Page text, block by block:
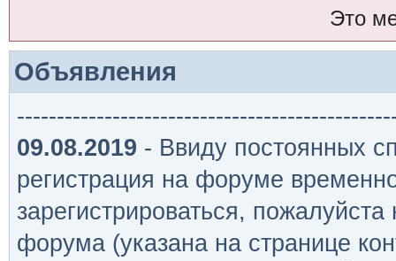
Это
Объявления
09.08.2019 - Ввиду постоянных
регистрация на форуме
зарегистрироваться,
форума (указана на странице